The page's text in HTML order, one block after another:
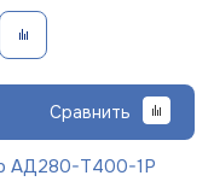
Сравнить
АД280-Т400-1Р